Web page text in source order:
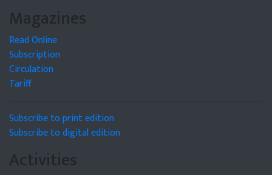
Magazines
Read Online
Subscription
Circulation
Tariff
Subscribe to print edition
Subscribe to digital edition
Activities